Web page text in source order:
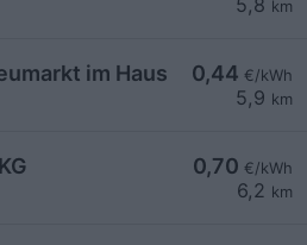
5,8 km
0,44 €/kWh
5,9 km
im Hausruckkreis
0,70 €/kWh
6,2 km